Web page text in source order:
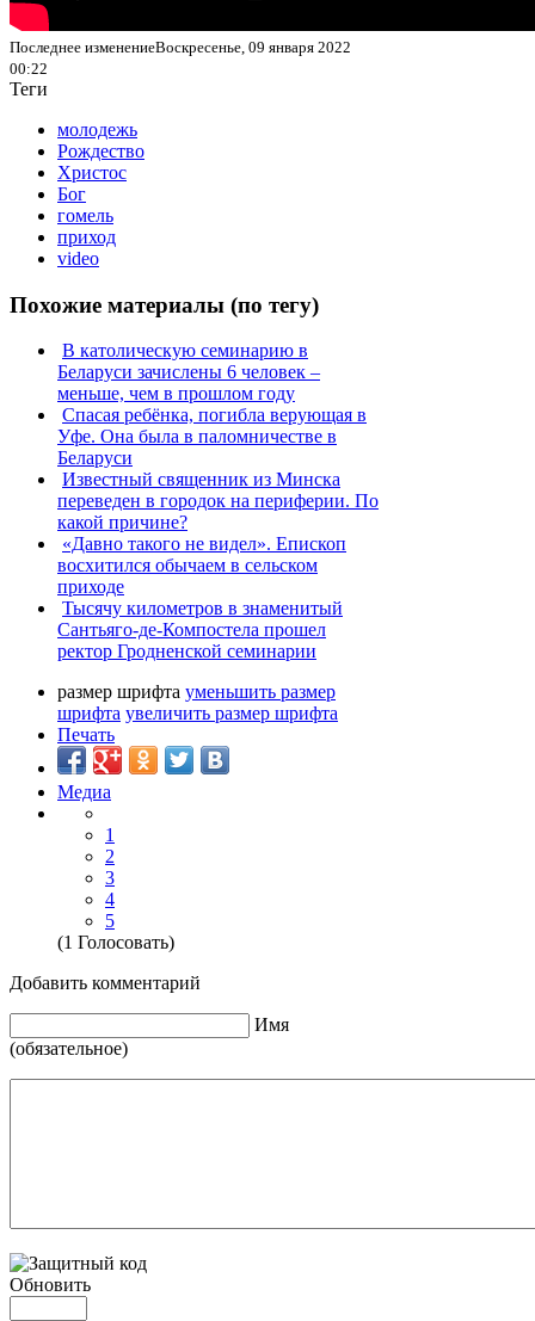
Последнее изменениеВоскресенье, 09 января 2022
00:22
Теги
молодежь
Рождество
Христос
Бог
гомель
приход
video
Похожие материалы (по тегу)
В католическую семинарию в
Беларуси зачислены 6 человек –
меньше, чем в прошлом году
Спасая ребёнка, погибла верующая в
Уфе. Она была в паломничестве в
Беларуси
Известный священник из Минска
переведен в городок на периферии. По
какой причине?
«Давно такого не видел». Епископ
восхитился обычаем в сельском
приходе
Тысячу километров в знаменитый
Сантьяго-де-Компостела прошел
ректор Гродненской семинарии
размер шрифта уменьшить размер
шрифта увеличить размер шрифта
Печать
Медиа
1
2
3
4
5
(1 Голосовать)
Добавить комментарий
Имя
(обязательное)
Обновить